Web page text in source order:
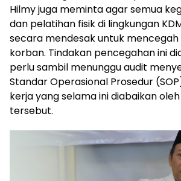
Hilmy juga meminta agar semua
dan pelatihan fisik di lingkungan
secara mendesak untuk
korban. Tindakan pencegahan ini
perlu sambil menunggu audit
Standar Operasional Prosedur
kerja yang selama ini diabaikan
tersebut.